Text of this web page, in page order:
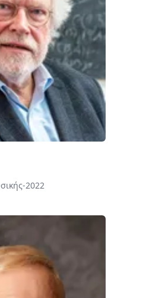
2022